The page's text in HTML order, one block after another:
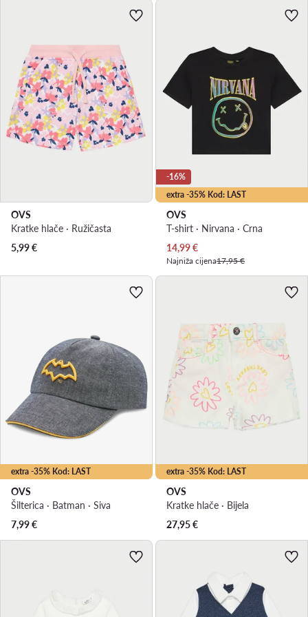
OVS
Kratke hlače · Ružičasta
5,99€
extra -35% Kod: LAST
-16%
OVS
T-shirt · Nirvana · Crna
Trenutna cijena
14,99€
Najniža cijena17,95 €
extra -35% Kod: LAST
OVS
Šilterica · Batman · Siva
7,99€
extra -35% Kod: LAST
OVS
Kratke hlače · Bijela
27,95€